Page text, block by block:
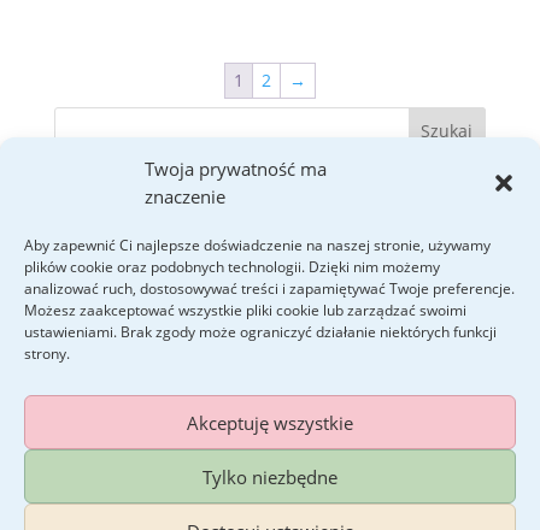
Twoja prywatność ma
znaczenie
Aby zapewnić Ci najlepsze doświadczenie na naszej stronie, używamy
plików cookie oraz podobnych technologii. Dzięki nim możemy
analizować ruch, dostosowywać treści i zapamiętywać Twoje preferencje.
Możesz zaakceptować wszystkie pliki cookie lub zarządzać swoimi
ustawieniami. Brak zgody może ograniczyć działanie niektórych funkcji
strony.
Akceptuję wszystkie
Tylko niezbędne
1 2 →
Ostatnie wpisy
Kim są „niewidzialne aktorki” – czyli maskowanie
kobiet ze spektrum jako sztuka przetrwania.
Fakty i mity o autyzmie.
© 2026 Autyzm po godzinach Anna Maria Pius.